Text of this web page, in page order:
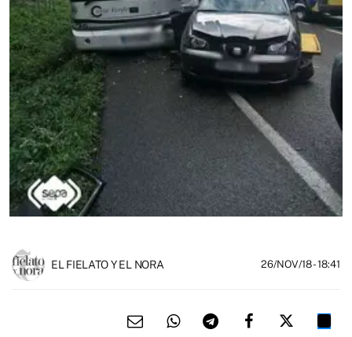
EL FIELATO Y EL NORA 26/NOV/18- 18:41